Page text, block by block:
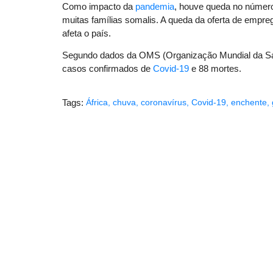
Como impacto da pandemia, houve queda no
muitas famílias somalis. A queda da oferta de
afeta o país.
Segundo dados da OMS (Organização Mundial da
casos confirmados de Covid-19 e 88 mortes.
Tags: África, chuva, coronavírus, Covid-19, enchente,